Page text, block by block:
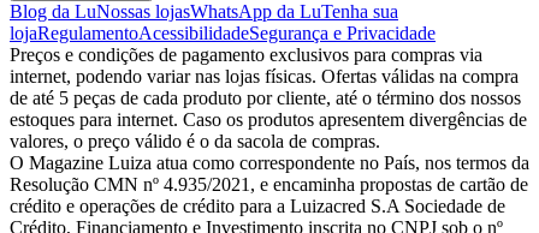
Blog da LuNossas lojasWhatsApp da LuTenha sua
lojaRegulamentoAcessibilidadeSegurança e Privacidade
Preços e condições de pagamento exclusivos para compras via
internet, podendo variar nas lojas físicas. Ofertas válidas na compra
de até 5 peças de cada produto por cliente, até o término dos nossos
estoques para internet. Caso os produtos apresentem divergências de
valores, o preço válido é o da sacola de compras.
O Magazine Luiza atua como correspondente no País, nos termos da
Resolução CMN nº 4.935/2021, e encaminha propostas de cartão de
crédito e operações de crédito para a Luizacred S.A Sociedade de
Crédito, Financiamento e Investimento inscrita no CNPJ sob o nº